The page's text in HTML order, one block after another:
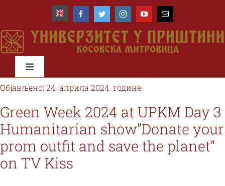
content
Toggle
Navigation
Почетна
Универзитет
Факултети
Објављено: 24. априла 2024. године
Green Week 2024 at UPKM Day 3
Humanitarian show”Donate your
prom outfit and save the planet”
on TV Kiss